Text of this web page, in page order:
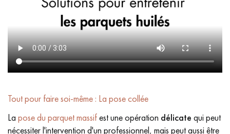
Tout pour faire soi-même : La pose collée
La pose du parquet massifest une opération délicate qui peut
nécessiter l'intervention d'un professionnel, mais peut aussi être